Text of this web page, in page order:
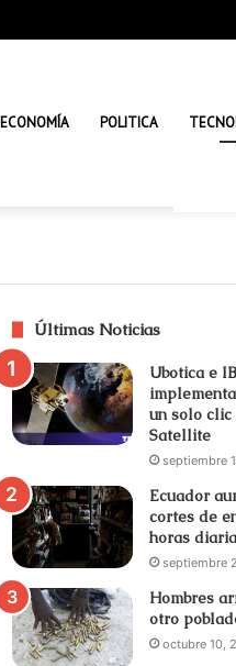
ECONOMÍA POLITICA
Últimas Noticias
Ubotica e
un solo clic
Satellite
septiembre
Ecuador
cortes de
horas
septiembre
Hombres
otro
octubre 10,